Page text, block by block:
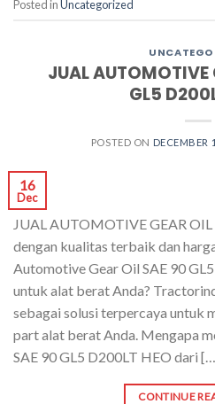
Posted inUncategorized
JUAL AUTOMOTIVE
GL5
POSTED ON DECEMBER
16
Dec
JUAL AUTOMOTIVE GEAR
dengan kualitas terbaik dan
Automotive Gear Oil SAE 90
untuk alat berat Anda?
sebagai solusi terpercaya untuk
part alat berat Anda. Mengapa
SAE 90 GL5 D200LT HEO dari
CONTINUE